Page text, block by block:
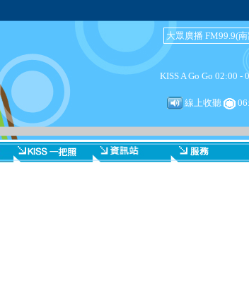
大眾廣播 FM99.9(
KISS A Go Go 02:00 -
線上收聽